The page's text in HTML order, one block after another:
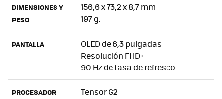
DIMENSIONES Y
PESO
156,6 x 73,2 x 8,7 mm
197 g.
PANTALLA
OLED de 6,3 pulgadas
Resolución FHD+
90 Hz de tasa de refresco
PROCESADOR Tensor G2